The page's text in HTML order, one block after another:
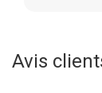
Avis